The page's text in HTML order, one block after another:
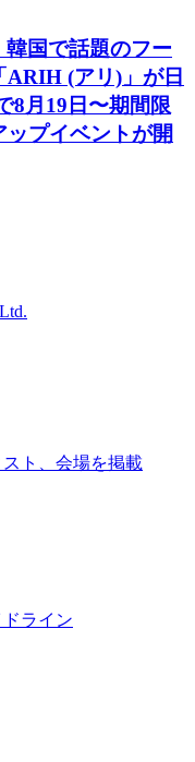
国で話題のフー
ARIH (アリ)」が日
8月19日〜期間限
プイベントが開
ト、会場を掲載
ライン